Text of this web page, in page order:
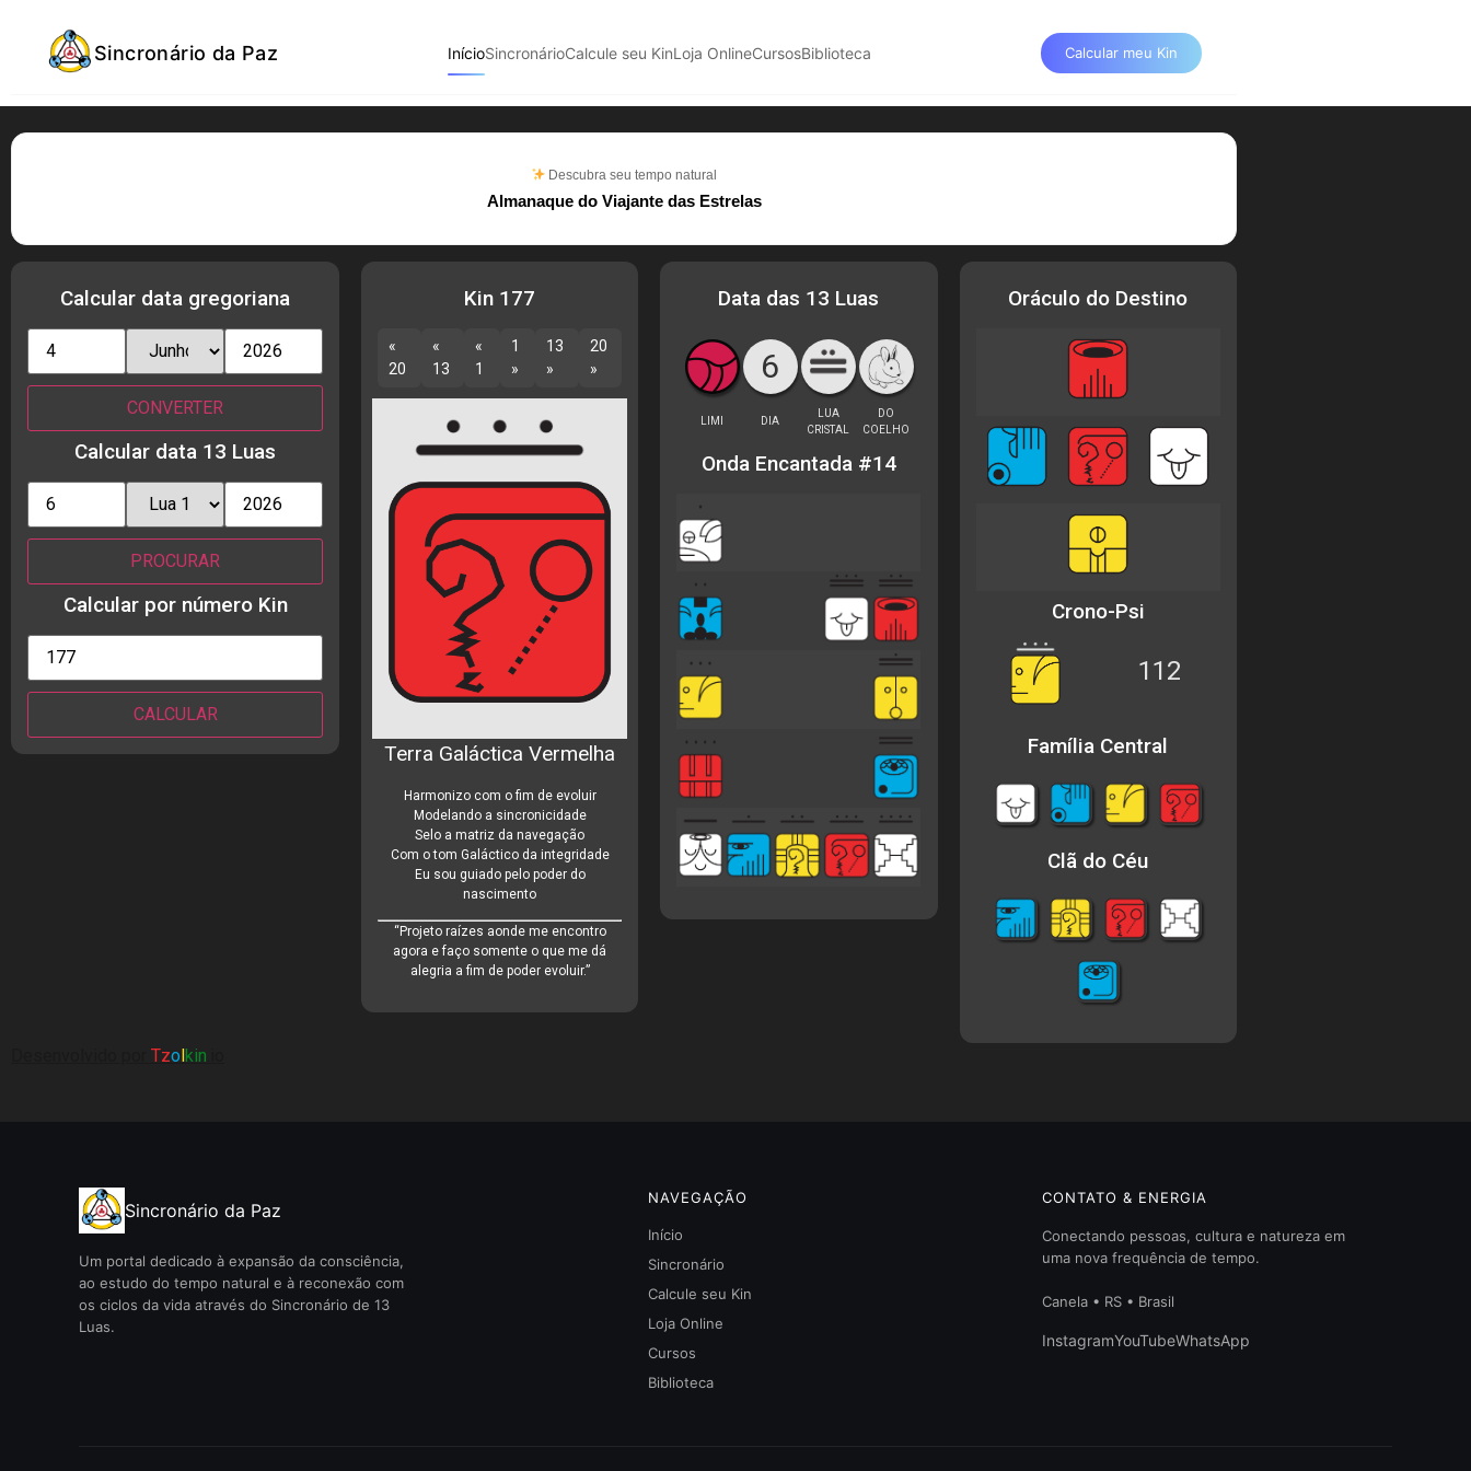
Sincronário da Paz InícioSincronárioCalcule seu KinLoja OnlineCursosBiblioteca Calcular meu Kin
Descubra seu tempo natural
Almanaque do Viajante das Estrelas
Calcular data gregoriana
Calcular data 13 Luas
Calcular por número Kin
Kin 177
«
20
«
13
«
1
1
»
13
»
20
»
Terra Galáctica Vermelha
Harmonizo com o fim de evoluir
Modelando a sincronicidade
Selo a matriz da navegação
Com o tom Galáctico da integridade
Eu sou guiado pelo poder do
nascimento
“Projeto raízes aonde me encontro
agora e faço somente o que me dá
alegria a fim de poder evoluir.”
Data das 13 Luas
6
LIMI DIA
LUA
CRISTAL
DO
COELHO
Onda Encantada #14
Oráculo do Destino
Crono-Psi
112
Família Central
Clã do Céu
Tzolkin
Sincronário da Paz
Um portal dedicado à expansão da consciência,
ao estudo do tempo natural e à reconexão com
os ciclos da vida através do Sincronário de 13
Luas.
NAVEGAÇÃO
Início
Sincronário
Calcule seu Kin
Loja Online
Cursos
Biblioteca
CONTATO & ENERGIA
Conectando pessoas, cultura e natureza em
uma nova frequência de tempo.
Canela • RS • Brasil
InstagramYouTubeWhatsApp